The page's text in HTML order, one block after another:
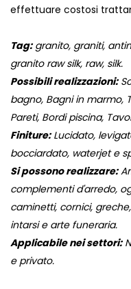
effettuare costosi
Tag:granito, graniti,
granito raw silk, raw, silk.
Possibili realizzazioni:
bagno, Bagni in marmo,
Pareti, Bordi piscina,
Finiture:Lucidato,
bocciardato, waterjet e
Si possono realizzare:
complementi d'arredo,
caminetti, cornici,
intarsi e arte funeraria.
Applicabile nei settori:
e privato.